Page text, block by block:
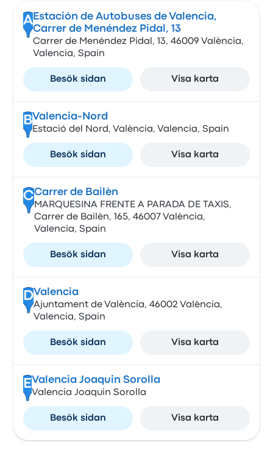
A Estación de Autobuses de Valencia,
Carrer de Menéndez Pidal, 13
Carrer de Menéndez Pidal, 13, 46009 València,
Valencia, Spain
Besök sidan Visa karta
BValencia-Nord
Estació del Nord, València, Valencia, Spain
Besök sidan Visa karta
CCarrer de Bailèn
MARQUESINA FRENTE A PARADA DE TAXIS,
Carrer de Bailèn, 165, 46007 València,
Valencia, Spain
Besök sidan Visa karta
DValencia
Ajuntament de València, 46002 València,
Valencia, Spain
Besök sidan Visa karta
EValencia Joaquin Sorolla
Valencia Joaquin Sorolla
Besök sidan Visa karta